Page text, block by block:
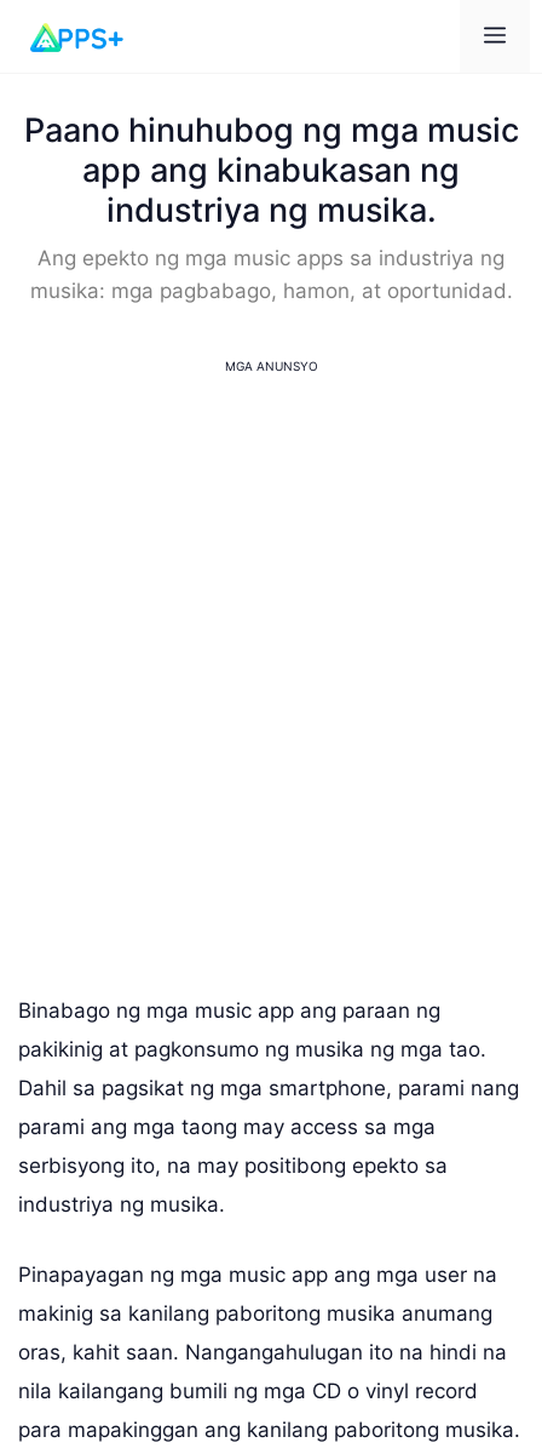
Paano hinuhubog ng mga music
app ang kinabukasan ng
industriya ng musika.
Ang epekto ng mga music apps sa industriya ng
musika: mga pagbabago, hamon, at oportunidad.
MGA ANUNSYO
Binabago ng mga music app ang paraan ng
pakikinig at pagkonsumo ng musika ng mga tao.
Dahil sa pagsikat ng mga smartphone, parami nang
parami ang mga taong may access sa mga
serbisyong ito, na may positibong epekto sa
industriya ng musika.
Pinapayagan ng mga music app ang mga user na
makinig sa kanilang paboritong musika anumang
oras, kahit saan. Nangangahulugan ito na hindi na
nila kailangang bumili ng mga CD o vinyl record
para mapakinggan ang kanilang paboritong musika.